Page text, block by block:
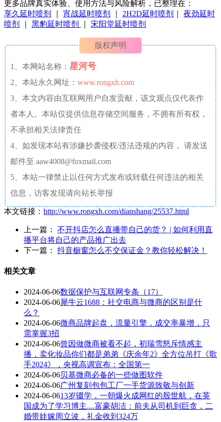
更多品牌真实体验、使用方法与风险解析，已整理在：
享久延时喷剂
宵战延时喷剂 2H2D延时喷剂
夜劲延时
喷剂
黑豹延时喷剂 宋阳堂延时喷剂
版权声明
1、本网站名称： 星河号
2、本站永久网址： www.rongxh.com
3、本文内容由互联网用户自发贡献，该文观点仅代表作
者本人。本站仅提供信息存储空间服务，不拥有所有权，
不承担相关法律责任
4、如发现本站有涉嫌抄袭侵权/违法违规的内容， 请发送
邮件至 aaw4008@foxmail.com
5、本站一律禁止以任何方式发布或转载任何违法的相关
信息，访客发现请向站长举报
本文链接： http://www.rongxh.com/dianshang/25537.html
上一篇： 不开抖店怎么直播带自己的货？ | 如何利用直
播平台将自己的产品推广出去
下一篇： 抖音橱窗怎么不交保证金？教你轻松解决！
相关文章
2024-06-06数据保护与互联网专条（17）
2024-06-06犀牛云1688：社交电商与微商的区别是什
么？
2024-06-06微商品牌起盘，流量引擎，成交率暴增，只
需掌握3招
2024-06-06曾因做微商被看不起，初瑞雪怒斥情感主
播，卖化妆品你们都是弟弟《庆余年2》全方位吊打《歌
手2024》，央视高调宣布：全国第一
2024-06-06贝基微商必备的一些做图软件
2024-06-06广州复刻包包工厂一手货源致敬与创新
2024-06-0613岁辍学，一朝爆火成网红的殷世航，在英
国成为了学习博主....富豪胡洁：前夫从司机到巨贪，二
婚带娃嫁周立波，礼金收到324万